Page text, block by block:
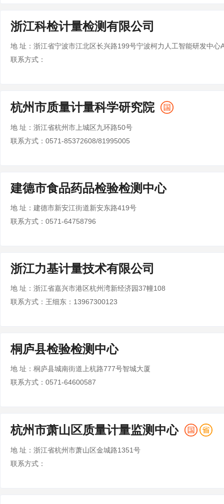
浙江科检计量检测有限公司
联系方式：
杭州市质量计量科学研究院
地 址：浙江省杭州市上城区九环路50号
联系方式：0571-85372608/81995005
建德市食品药品检验检测中心
地 址：建德市新安江街道新安东路419号
联系方式：0571-64758796
浙江力基计量技术有限公司
地 址：浙江省嘉兴市港区杭州湾新经济园37幢108
联系方式：王细东：13967300123
桐庐县检验检测中心
地 址：桐庐县城南街道上杭路777号智城大厦
联系方式：0571-64600587
杭州市萧山区质量计量监测中心
地 址：浙江省杭州市萧山区金城路1351号
联系方式：